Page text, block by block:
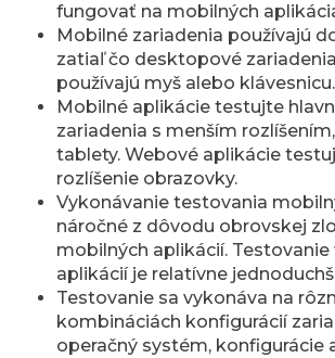
fungovať na mobilných
Mobilné zariadenia používajú
zatiaľ čo desktopové
používajú myš alebo klávesnicu.
Mobilné aplikácie testujte
zariadenia s menším
tablety. Webové aplikácie
rozlíšenie obrazovky.
Vykonávanie testovania
náročné z dôvodu obrovskej
mobilných aplikácií. Testovanie
aplikácií je relatívne
Testovanie sa vykonáva na
kombináciách konfigurácií
operačný systém, konfigurácie